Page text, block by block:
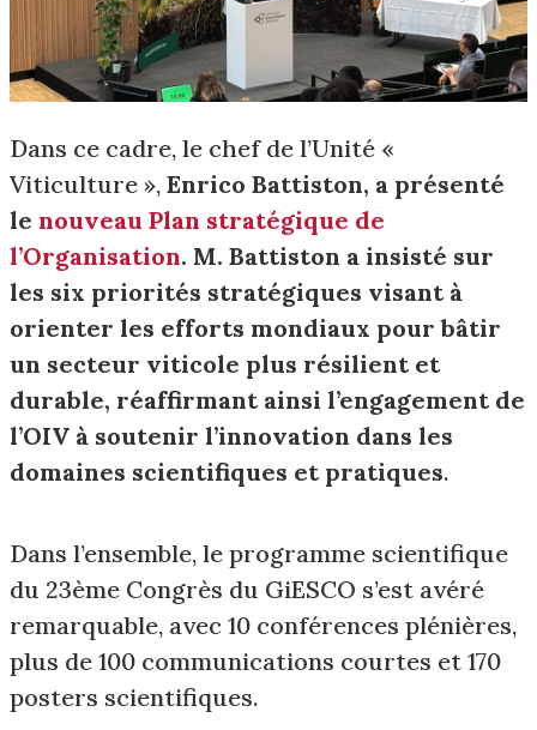
Dans ce cadre, le chef de l’Unité «
Viticulture », Enrico Battiston, a présenté
le nouveau Plan stratégique de
l’Organisation. M. Battiston a insisté sur
les six priorités stratégiques visant à
orienter les efforts mondiaux pour bâtir
un secteur viticole plus résilient et
durable, réaffirmant ainsi l’engagement de
l’OIV à soutenir l’innovation dans les
domaines scientifiques et pratiques.
Dans l’ensemble, le programme scientifique
du 23ème Congrès du GiESCO s’est avéré
remarquable, avec 10 conférences plénières,
plus de 100 communications courtes et 170
posters scientifiques.